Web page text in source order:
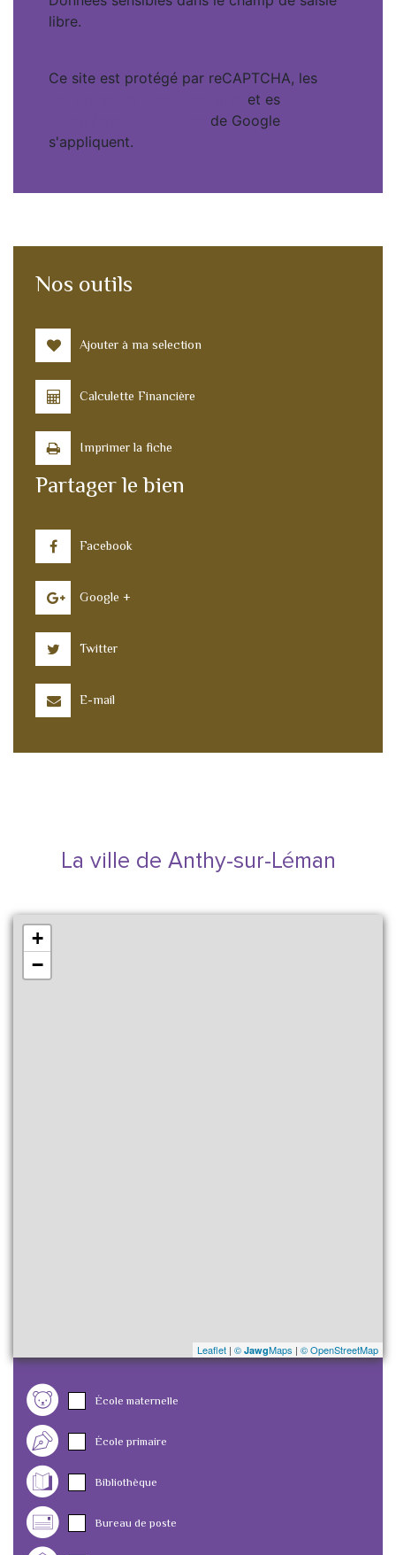
libre.
Ce site est protégé par reCAPTCHA, les
et es
de Google
s'appliquent.
Nos outils
Ajouter à ma selection
Calculette Financière
Imprimer la fiche
Partager le bien
Facebook
Google +
Twitter
E-mail
La ville de Anthy-sur-Léman
+
−
Leaflet | © JawgMaps | © OpenStreetMap
École maternelle
École primaire
Bibliothèque
Bureau de poste